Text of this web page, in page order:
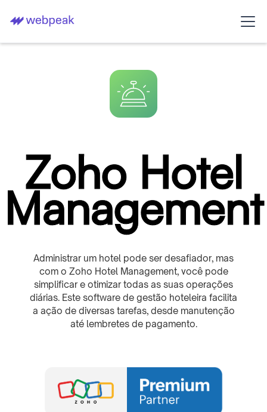
Zoho Hotel
Management
Administrar um hotel pode ser desafiador, mas
com o Zoho Hotel Management, você pode
simplificar e otimizar todas as suas operações
diárias. Este software de gestão hoteleira facilita
a ação de diversas tarefas, desde manutenção
até lembretes de pagamento.